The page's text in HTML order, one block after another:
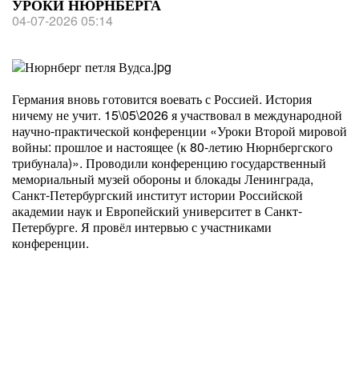
УРОКИ НЮРНБЕРГА
04-07-2026 05:14
Германия вновь готовится воевать с Россией. История
ничему не учит. 15\05\2026 я участвовал в международной
научно-практической конференции «Уроки Второй мировой
войны: прошлое и настоящее (к 80-летию Нюрнбергского
трибунала)». Проводили конференцию государственный
мемориальный музей обороны и блокады Ленинграда,
Санкт-Петербургский институт истории Российской
академии наук и Европейский университет в Санкт-
Петербурге. Я провёл интервью с участниками
конференции.